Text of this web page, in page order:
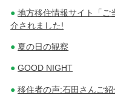
地方移住情報サイト「ご
介されました!
夏の日の観察
GOOD NIGHT
移住者の声:石田さんご紹